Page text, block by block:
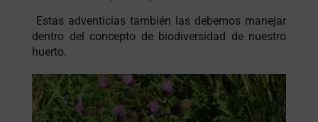
Estas adventicias también las debemos manejar
dentro del concepto de biodiversidad de nuestro
huerto.